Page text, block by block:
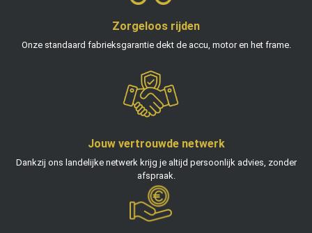
Zorgeloos rijden
Onze standaard fabrieksgarantie dekt de accu, motor en het frame.
Jouw vertrouwde netwerk
Dankzij ons landelijke netwerk krijg je altijd persoonlijk advies, zonder
afspraak.